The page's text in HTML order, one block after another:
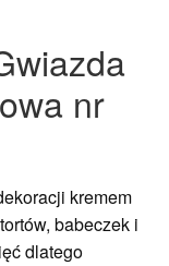
nr
kremem
babeczek i
dlatego